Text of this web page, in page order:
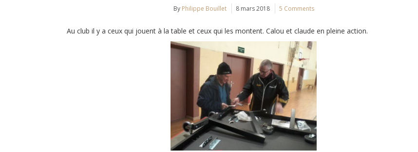
By Philippe Bouillet 8 mars 2018 5 Comments
Au club il y a ceux qui jouent à la table et ceux qui les montent. Calou et claude en pleine action.